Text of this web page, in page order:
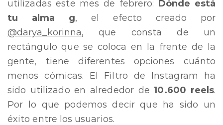
utilizadas este mes de febrero: Dónde está
tu alma g, el efecto creado por
@darya_korinna, que consta de un
rectángulo que se coloca en la frente de la
gente, tiene diferentes opciones cuánto
menos cómicas. El Filtro de Instagram ha
sido utilizado en alrededor de10.600 reels.
Por lo que podemos decir que ha sido un
éxito entre los usuarios.